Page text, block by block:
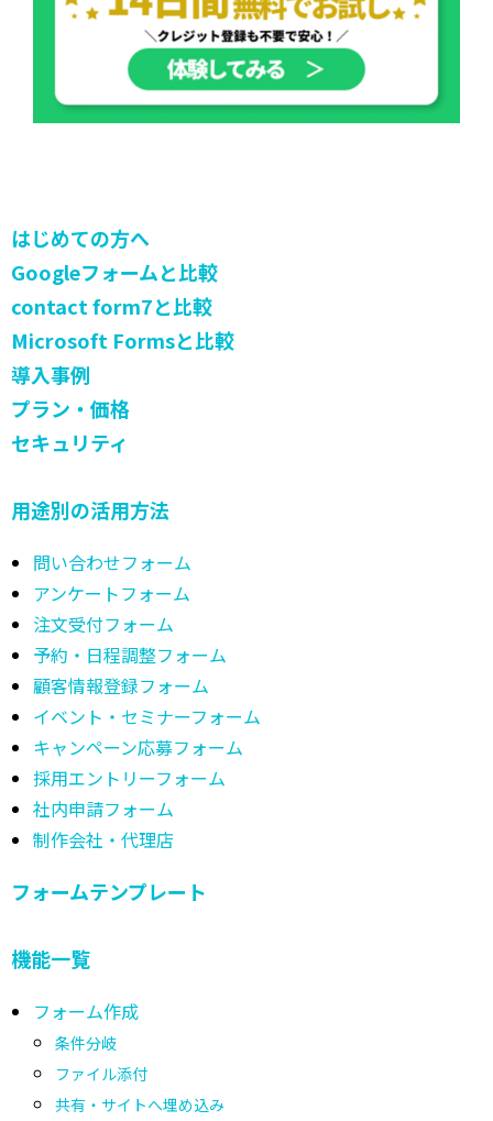
はじめての方へ
Googleフォームと比較
contact form7と比較
Microsoft Formsと比較
導入事例
プラン・価格
セキュリティ
用途別の活用方法
問い合わせフォーム
アンケートフォーム
注文受付フォーム
予約・日程調整フォーム
顧客情報登録フォーム
イベント・セミナーフォーム
キャンペーン応募フォーム
採用エントリーフォーム
社内申請フォーム
制作会社・代理店
フォームテンプレート
機能一覧
フォーム作成
条件分岐
ファイル添付
共有・サイトへ埋め込み